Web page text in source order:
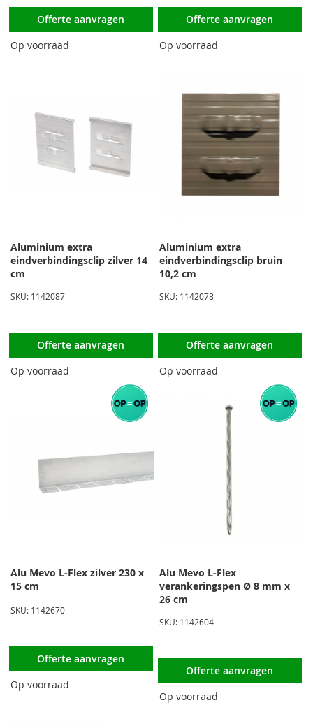
Offerte aanvragen
Op voorraad
Offerte aanvragen
Op voorraad
Aluminium extra
eindverbindingsclip zilver 14
cm
SKU: 1142087
Offerte aanvragen
Op voorraad
Aluminium extra
eindverbindingsclip bruin
10,2 cm
SKU: 1142078
Offerte aanvragen
Op voorraad
Alu Mevo L-Flex zilver 230 x
15 cm
SKU: 1142670
Offerte aanvragen
Op voorraad
Alu Mevo L-Flex
verankeringspen Ø 8 mm x
26 cm
SKU: 1142604
Offerte aanvragen
Op voorraad